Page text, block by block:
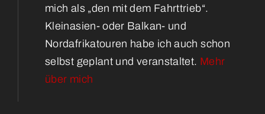
mich als „den mit dem Fahrttrieb“.
Kleinasien- oder Balkan- und
Nordafrikatouren habe ich auch schon
selbst geplant und veranstaltet. Mehr
über mich